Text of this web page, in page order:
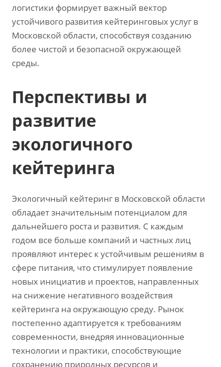
логистики формирует важный вектор
устойчивого развития кейтеринговых услуг в
Московской области, способствуя созданию
более чистой и безопасной окружающей
среды.
Перспективы и
развитие
экологичного
кейтеринга
Экологичный кейтеринг в Московской области
обладает значительным потенциалом для
дальнейшего роста и развития. С каждым
годом все больше компаний и частных лиц
проявляют интерес к устойчивым решениям в
сфере питания, что стимулирует появление
новых инициатив и проектов, направленных
на снижение негативного воздействия
кейтеринга на окружающую среду. Рынок
постепенно адаптируется к требованиям
современности, внедряя инновационные
технологии и практики, способствующие
сохранению природных ресурсов и